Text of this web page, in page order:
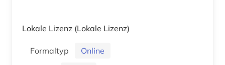
Lokale Lizenz (Lokale Lizenz)
Formaltyp
Online